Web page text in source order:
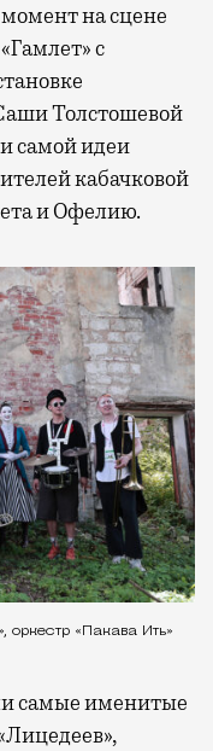
на сцене
с
Толстошевой
самой идеи
кабачковой
и Офелию.
оркестр «Пакава Ить»
самые именитые